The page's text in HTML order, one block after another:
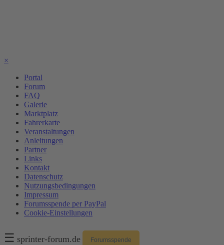
×
Portal
Forum
FAQ
Galerie
Marktplatz
Fahrerkarte
Veranstaltungen
Anleitungen
Partner
Links
Kontakt
Datenschutz
Nutzungsbedingungen
Impressum
Forumsspende per PayPal
Cookie-Einstellungen
☰ sprinter-forum.de Forumsspende